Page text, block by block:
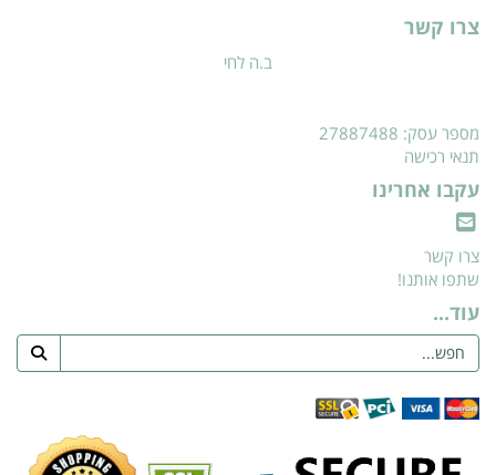
צרו קשר
ב.ה לחי
מספר עסק: 27887488
תנאי רכישה
עקבו אחרינו
צרו קשר
שתפו אותנו!
עוד...